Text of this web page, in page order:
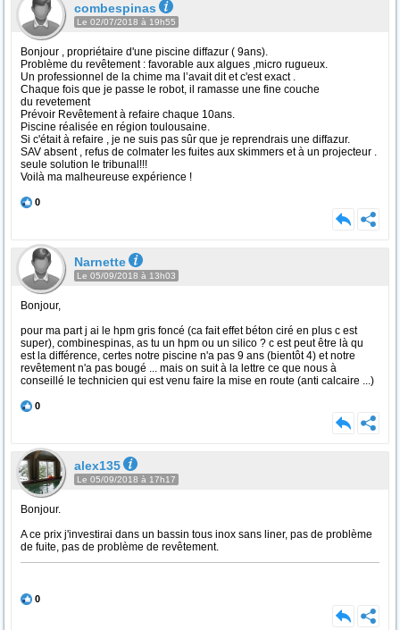
combespinas
Le 02/07/2018 à 19h55
Bonjour , propriétaire d'une piscine diffazur ( 9ans).
Problème du revêtement : favorable aux algues ,micro rugueux.
Un professionnel de la chime ma l’avait dit et c'est exact .
Chaque fois que je passe le robot, il ramasse une fine couche
du revetement
Prévoir Revêtement à refaire chaque 10ans.
Piscine réalisée en région toulousaine.
Si c'était à refaire , je ne suis pas sûr que je reprendrais une diffazur.
SAV absent , refus de colmater les fuites aux skimmers et à un projecteur .
seule solution le tribunal!!!
Voilà ma malheureuse expérience !
0
Narnette
Le 05/09/2018 à 13h03
Bonjour,
pour ma part j ai le hpm gris foncé (ca fait effet béton ciré en plus c est
super), combinespinas, as tu un hpm ou un silico ? c est peut être là qu
est la différence, certes notre piscine n'a pas 9 ans (bientôt 4) et notre
revêtement n'a pas bougé ... mais on suit à la lettre ce que nous à
conseillé le technicien qui est venu faire la mise en route (anti calcaire ...)
0
alex135
Le 05/09/2018 à 17h17
Bonjour.
A ce prix j'investirai dans un bassin tous inox sans liner, pas de problème
de fuite, pas de problème de revêtement.
0